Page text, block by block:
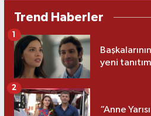
Trend Haberler
yeni
1
“Anne
2